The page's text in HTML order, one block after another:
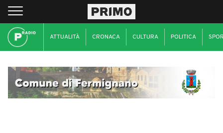
ATTUALITÀ CRONACA CULTURA POLITICA